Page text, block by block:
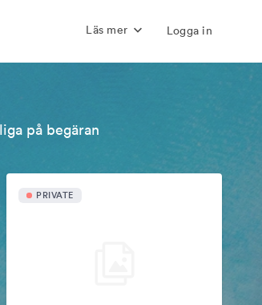
Läs mer Logga in
på begäran
PRIVATE